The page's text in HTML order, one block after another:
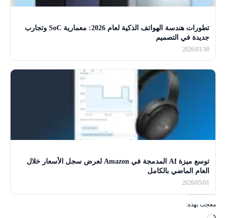
تطورات هندسة الهواتف الذكية لعام 2026: معمارية SoC وتجارب
جديدة في التصميم
2026/01/30
توسع ميزة AI المدمجة في Amazon لعرض سجل الأسعار خلال
العام الماضي بالكامل
2026/05/01
معجب بهذه: